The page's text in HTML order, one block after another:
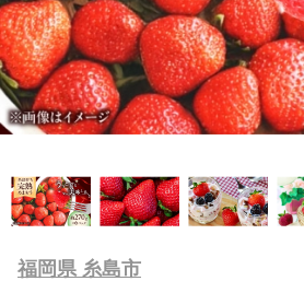
福岡県 糸島市